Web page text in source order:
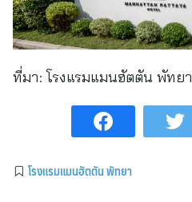
ที่มา: โรงแรมแมนฮัตตัน พัทยา
โรงแรมแมนฮัตตัน พัทยา